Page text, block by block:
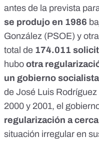
antes de la prevista
se produjo en 1986
González (PSOE) y
total de 174.011
hubo otra
un gobierno socialista
de José Luis
2000 y 2001, el
regularización a
situación irregular en